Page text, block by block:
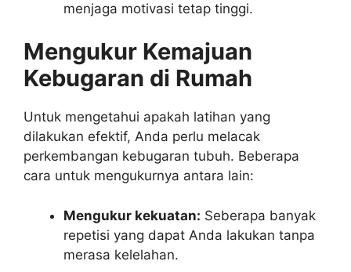
menjaga motivasi tetap tinggi.
Mengukur Kemajuan
Kebugaran di Rumah
Untuk mengetahui apakah latihan yang
dilakukan efektif, Anda perlu melacak
perkembangan kebugaran tubuh. Beberapa
cara untuk mengukurnya antara lain:
Mengukur kekuatan: Seberapa banyak
repetisi yang dapat Anda lakukan tanpa
merasa kelelahan.